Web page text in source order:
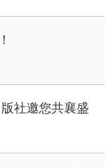
社邀您共襄盛